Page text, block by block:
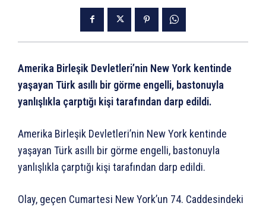
Amerika Birleşik Devletleri’nin New York kentinde
yaşayan Türk asıllı bir görme engelli, bastonuyla
yanlışlıkla çarptığı kişi tarafından darp edildi.
Amerika Birleşik Devletleri’nin New York kentinde
yaşayan Türk asıllı bir görme engelli, bastonuyla
yanlışlıkla çarptığı kişi tarafından darp edildi.
Olay, geçen Cumartesi New York’un 74. Caddesindeki